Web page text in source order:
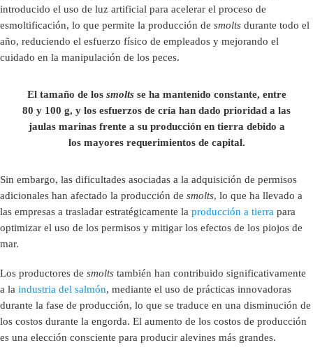
introducido el uso de luz artificial para acelerar el proceso de
esmoltificación, lo que permite la producción de smolts durante todo el
año, reduciendo el esfuerzo físico de empleados y mejorando el
cuidado en la manipulación de los peces.
El tamaño de los smolts se ha mantenido constante, entre
80 y 100 g, y los esfuerzos de cría han dado prioridad a las
jaulas marinas frente a su producción en tierra debido a
los mayores requerimientos de capital.
Sin embargo, las dificultades asociadas a la adquisición de permisos
adicionales han afectado la producción de smolts, lo que ha llevado a
las empresas a trasladar estratégicamente la producción a tierra para
optimizar el uso de los permisos y mitigar los efectos de los piojos de
mar.
Los productores de smolts también han contribuido significativamente
a la industria del salmón, mediante el uso de prácticas innovadoras
durante la fase de producción, lo que se traduce en una disminución de
los costos durante la engorda. El aumento de los costos de producción
es una elección consciente para producir alevines más grandes.